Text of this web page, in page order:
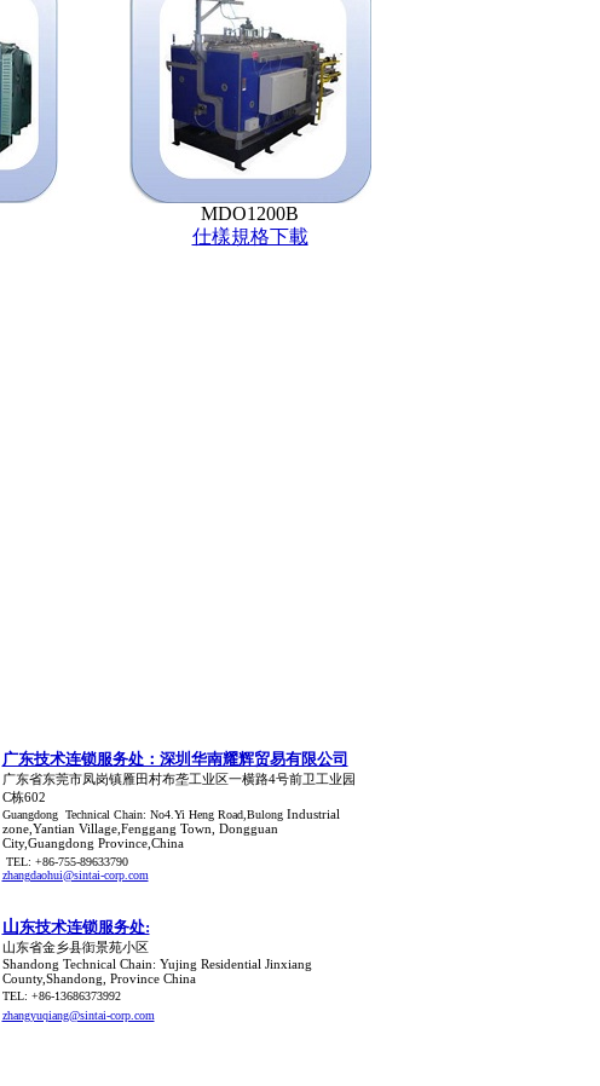
MDO1200B
仕樣規格下載
广东技术连锁服务处：深圳华南耀辉贸易有限公司
广东省东莞市凤岗镇雁田村布垄工业区一横路4号前卫工业园
C栋602
Guangdong Technical Chain: No4.Yi Heng Road,Bulong Industrial
zone,Yantian Village,Fenggang Town, Dongguan
City,Guangdong Province,China
TEL: +86-755-89633790
zhangdaohui@sintai-corp.com
山东技术连锁服务处:
山东省金乡县衘景苑小区
Shandong Technical Chain: Yujing Residential Jinxiang
County,Shandong, Province China
TEL: +86-13686373992
zhangyuqiang@sintai-corp.com